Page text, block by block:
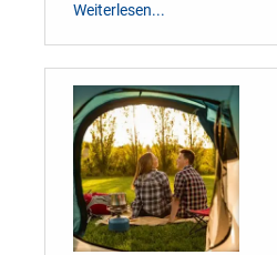
Weiterlesen...